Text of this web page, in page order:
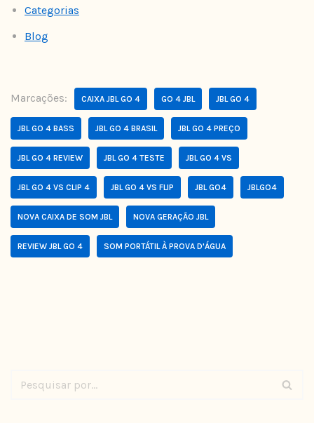
Categorias
Blog
Marcações: CAIXA JBL GO 4 GO 4 JBL JBL GO 4
JBL GO 4 BASS JBL GO 4 BRASIL JBL GO 4 PREÇO
JBL GO 4 REVIEW JBL GO 4 TESTE JBL GO 4 VS
JBL GO 4 VS CLIP 4 JBL GO 4 VS FLIP JBL GO4 JBLGO4
NOVA CAIXA DE SOM JBL NOVA GERAÇÃO JBL
REVIEW JBL GO 4 SOM PORTÁTIL À PROVA D'ÁGUA